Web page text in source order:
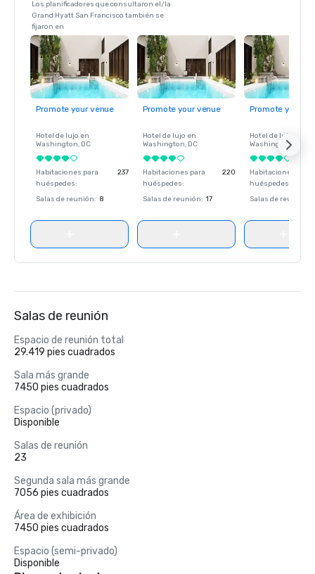
Los planificadores que consultaron el/la
Grand Hyatt San Francisco también se
fijaron en
Promote your venue
Hotel de lujo en
Washington, DC
Habitaciones para
huéspedes:
237
Salas de reunión: 8
Promote your venue
Hotel de lujo en
Washington, DC
Habitaciones para
huéspedes:
220
Salas de reunión: 17
Promote your
Hotel de lujo en
Washington
Habitaciones para
huéspedes
Salas de reunión
Salas de reunión
Espacio de reunión total
29.419 pies cuadrados
Sala más grande
7450 pies cuadrados
Espacio (privado)
Disponible
Salas de reunión
23
Segunda sala más grande
7056 pies cuadrados
Área de exhibición
7450 pies cuadrados
Espacio (semi-privado)
Disponible